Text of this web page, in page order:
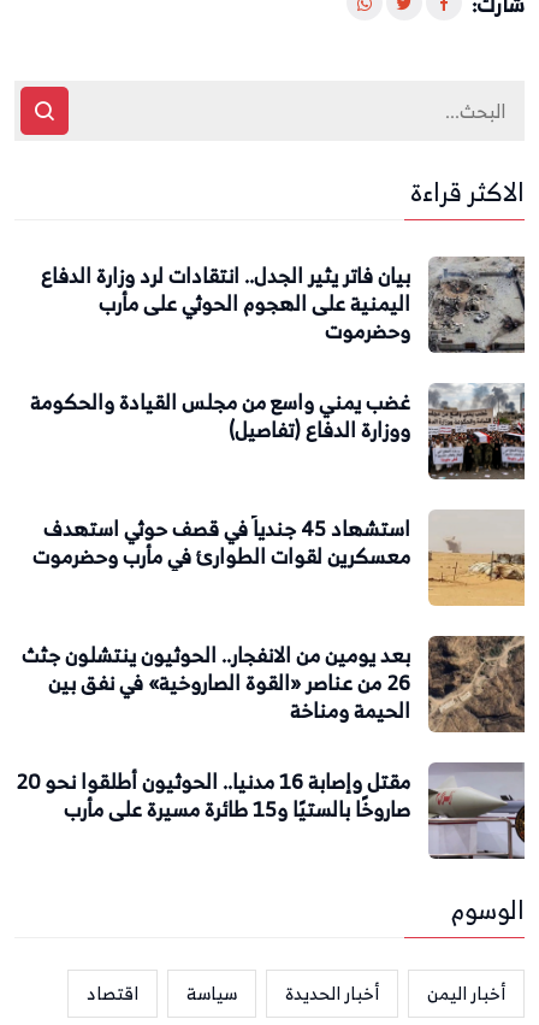
الاكثر قراءة
بيان فاتر يثير الجدل.. انتقادات لرد وزارة الدفاع
اليمنية على الهجوم الحوثي على مأرب
وحضرموت
غضب يمني واسع من مجلس القيادة والحكومة
ووزارة الدفاع (تفاصيل)
استشهاد 45 جندياً في قصف حوثي استهدف
معسكرين لقوات الطوارئ في مأرب وحضرموت
بعد يومين من الانفجار.. الحوثيون ينتشلون جثث
26 من عناصر «القوة الصاروخية» في نفق بين
الحيمة ومناخة
مقتل وإصابة 16 مدنيا.. الحوثيون أطلقوا نحو 20
صاروخًا بالستيًا و15 طائرة مسيرة على مأرب
الوسوم
أخبار اليمن أخبار الحديدة سياسة
اقتصاد